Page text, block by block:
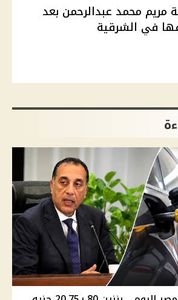
مريم محمد عبدالرحمن بعد
في الشرقية